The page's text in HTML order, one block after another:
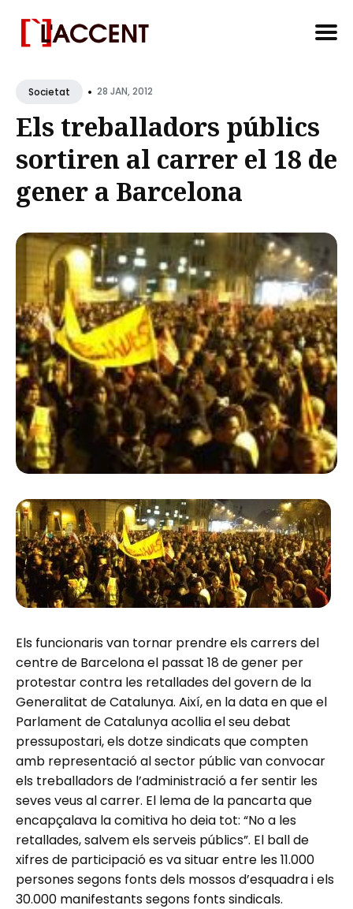
for
Blog
Societat • 28 JAN, 2012
Els treballadors públics
sortiren al carrer el 18 de
gener a Barcelona
Els funcionaris van tornar prendre els carrers del
centre de Barcelona el passat 18 de gener per
protestar contra les retallades del govern de la
Generalitat de Catalunya. Així, en la data en que el
Parlament de Catalunya acollia el seu debat
pressupostari, els dotze sindicats que compten
amb representació al sector públic van convocar
els treballadors de l’administració a fer sentir les
seves veus al carrer. El lema de la pancarta que
encapçalava la comitiva ho deia tot: “No a les
retallades, salvem els serveis públics”. El ball de
xifres de participació es va situar entre les 11.000
persones segons fonts dels mossos d’esquadra i els
30.000 manifestants segons fonts sindicals.